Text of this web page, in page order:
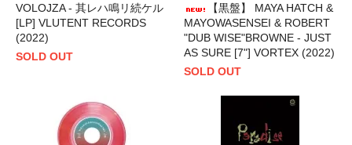
VOLOJZA - 其レハ鳴リ続ケル
[LP] VLUTENT RECORDS
(2022)
SOLD OUT
【黒盤】 MAYA HATCH &
MAYOWASENSEI & ROBERT
"DUB WISE"BROWNE - JUST
AS SURE [7"] VORTEX (2022)
SOLD OUT